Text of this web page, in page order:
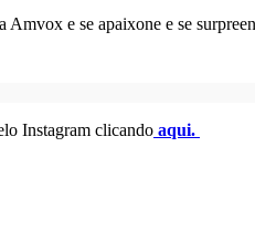
Amvox e se apaixone e se
Instagram clicando aqui.